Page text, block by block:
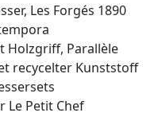
Les Forgés 1890
Holzgriff, Parallèle
recycelter Kunststoff
Le Petit Chef